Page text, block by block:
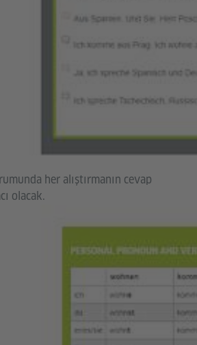
her alıştırmanın cevap
olacak.